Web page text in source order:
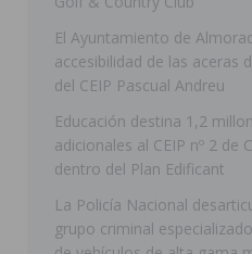
[ 08/08/2026 ]
[ 07/08/2026 ]
El Ayuntamiento de
accesibilidad de las aceras
del CEIP Pascual Andreu
Educación destina 1,2
adicionales al CEIP nº 2 de
dentro del Plan Edificant
La Policía Nacional
grupo criminal